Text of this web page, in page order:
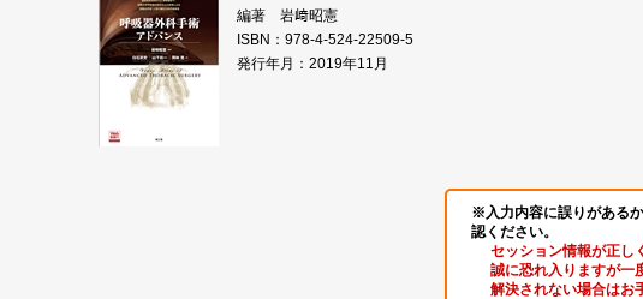
編著 岩﨑昭憲
ISBN：978-4-524-22509-5
発行年月：2019年11月
※入力内容に誤りがある
認ください。
セッション情報が正し
誠に恐れ入りますが一
解決されない場合はお